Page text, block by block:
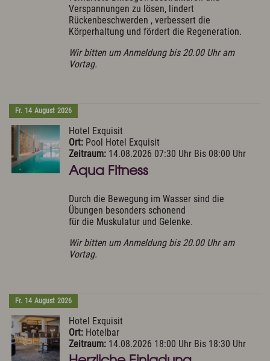
Verspannungen zu lösen, lindert
Rückenbeschwerden , verbessert die
Körperhaltung und fördert die Regeneration.
Wir bitten um Anmeldung bis 20.00 Uhr am
Vortag.
Fr. 14 August 2026
Hotel Exquisit
Ort: Pool Hotel Exquisit
Zeitraum: 14.08.2026 07:30 Uhr Bis 08:00 Uhr
Aqua Fitness
Durch die Bewegung im Wasser sind die
Übungen besonders schonend
für die Muskulatur und Gelenke.
Wir bitten um Anmeldung bis 20.00 Uhr am
Vortag.
Fr. 14 August 2026
Hotel Exquisit
Ort: Hotelbar
Zeitraum: 14.08.2026 18:00 Uhr Bis 18:30 Uhr